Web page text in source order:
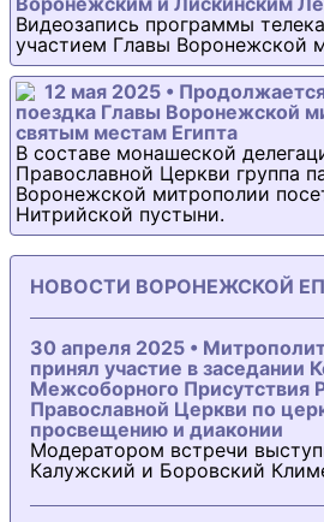
Видеозапись программы
участием Главы Воронежской
12 мая 2025 •
поездка Главы Воронежской
святым местам Египта
В составе монашеской
Православной Церкви группа
Воронежской митрополии
Нитрийской пустыни.
НОВОСТИ ВОРОНЕЖСКОЙ
30 апреля 2025 •
принял участие в заседании
Межсоборного Присутствия
Православной Церкви по
просвещению и диаконии
Модератором встречи
Калужский и Боровский